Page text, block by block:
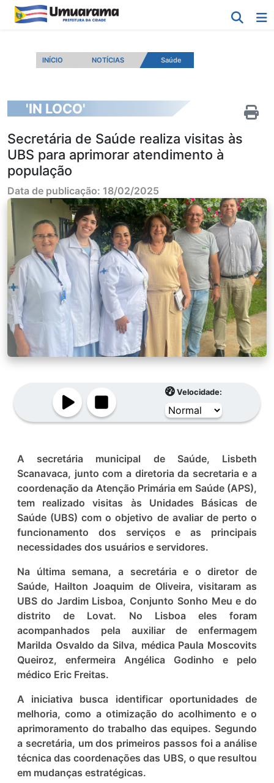
INÍCIO NOTÍCIAS Saúde
'IN LOCO'
Secretária de Saúde realiza visitas às
UBS para aprimorar atendimento à
população
Data de publicação: 18/02/2025
Velocidade:
A secretária municipal de Saúde, Lisbeth
Scanavaca, junto com a diretoria da secretaria e a
coordenação da Atenção Primária em Saúde (APS),
tem realizado visitas às Unidades Básicas de
Saúde (UBS) com o objetivo de avaliar de perto o
funcionamento dos serviços e as principais
necessidades dos usuários e servidores.
Na última semana, a secretária e o diretor de
Saúde, Hailton Joaquim de Oliveira, visitaram as
UBS do Jardim Lisboa, Conjunto Sonho Meu e do
distrito de Lovat. No Lisboa eles foram
acompanhados pela auxiliar de enfermagem
Marilda Osvaldo da Silva, médica Paula Moscovits
Queiroz, enfermeira Angélica Godinho e pelo
médico Eric Freitas.
A iniciativa busca identificar oportunidades de
melhoria, como a otimização do acolhimento e o
aprimoramento do trabalho das equipes. Segundo
a secretária, um dos primeiros passos foi a análise
técnica das coordenações das UBS, o que resultou
em mudanças estratégicas.